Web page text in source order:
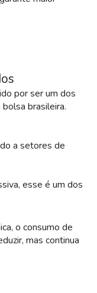
por ser um dos
bolsa brasileira.
a setores de
esse é um dos
o consumo de
mas continua